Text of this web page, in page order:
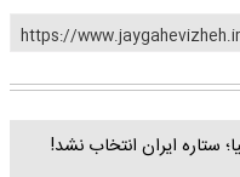
https://
ستاره ایران انتخاب نشد!